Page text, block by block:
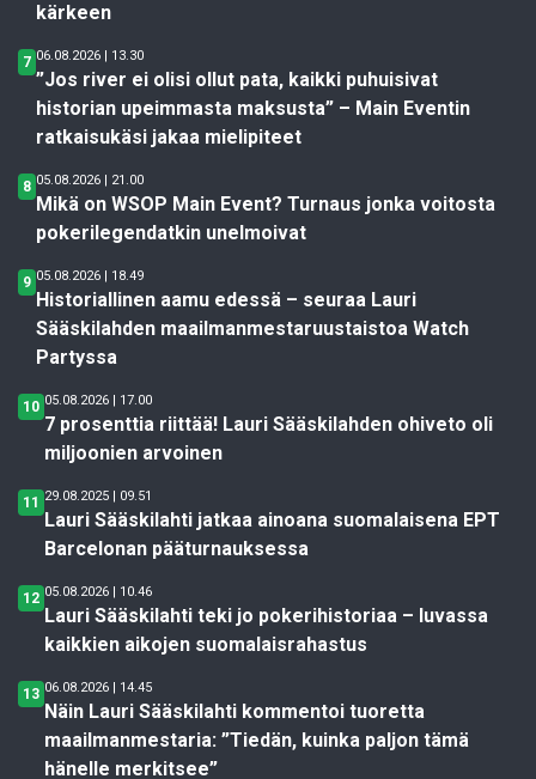
kärkeen
7 06.08.2026 | 13.30
”Jos river ei olisi ollut pata, kaikki puhuisivat
historian upeimmasta maksusta” – Main Eventin
ratkaisukäsi jakaa mielipiteet
8 05.08.2026 | 21.00
Mikä on WSOP Main Event? Turnaus jonka voitosta
pokerilegendatkin unelmoivat
9 05.08.2026 | 18.49
Historiallinen aamu edessä – seuraa Lauri
Sääskilahden maailmanmestaruustaistoa Watch
Partyssa
10 05.08.2026 | 17.00
7 prosenttia riittää! Lauri Sääskilahden ohiveto oli
miljoonien arvoinen
11 29.08.2025 | 09.51
Lauri Sääskilahti jatkaa ainoana suomalaisena EPT
Barcelonan pääturnauksessa
12 05.08.2026 | 10.46
Lauri Sääskilahti teki jo pokerihistoriaa – luvassa
kaikkien aikojen suomalaisrahastus
13 06.08.2026 | 14.45
Näin Lauri Sääskilahti kommentoi tuoretta
maailmanmestaria: ”Tiedän, kuinka paljon tämä
hänelle merkitsee”